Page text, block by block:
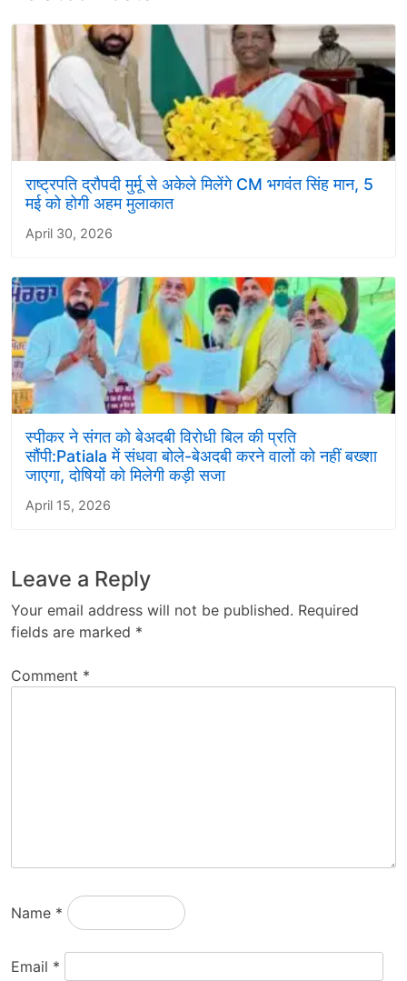
राष्ट्रपति द्रौपदी मुर्मू से अकेले मिलेंगे CM भगवंत सिंह मान, 5
मई को होगी अहम मुलाकात
April 30, 2026
स्पीकर ने संगत को बेअदबी विरोधी बिल की प्रति
सौंपी:Patiala में संधवा बोले-बेअदबी करने वालों को नहीं बख्शा
जाएगा, दोषियों को मिलेगी कड़ी सजा
April 15, 2026
Leave a Reply
Your email address will not be published. Required
fields are marked *
Comment *
Name *
Email *